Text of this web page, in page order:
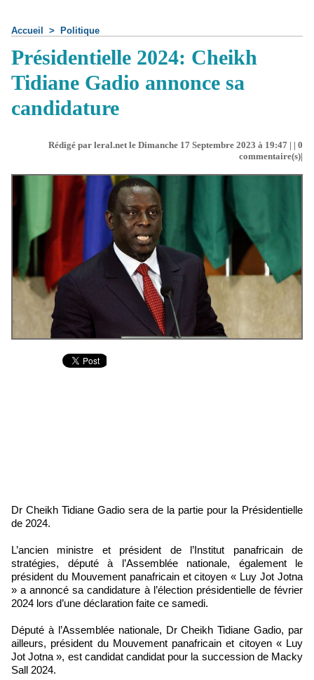
Accueil > Politique
Présidentielle 2024: Cheikh
Tidiane Gadio annonce sa
candidature
Rédigé par leral.net le Dimanche 17 Septembre 2023 à 19:47 | | 0
commentaire(s)|
Dr Cheikh Tidiane Gadio sera de la partie pour la Présidentielle
de 2024.
L’ancien ministre et président de l’Institut panafricain de
stratégies, député à l’Assemblée nationale, également le
président du Mouvement panafricain et citoyen « Luy Jot Jotna
» a annoncé sa candidature à l’élection présidentielle de février
2024 lors d’une déclaration faite ce samedi.
Député à l’Assemblée nationale, Dr Cheikh Tidiane Gadio, par
ailleurs, président du Mouvement panafricain et citoyen « Luy
Jot Jotna », est candidat candidat pour la succession de Macky
Sall 2024.